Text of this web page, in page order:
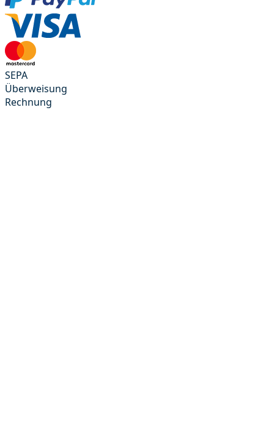
SEPA
Überweisung
Rechnung